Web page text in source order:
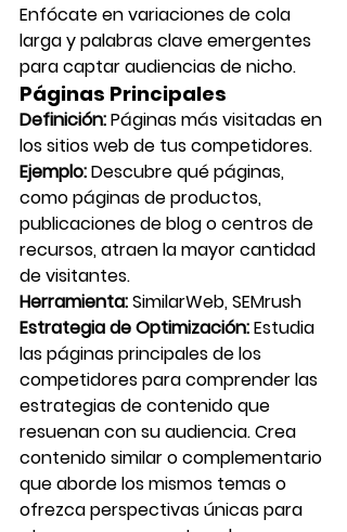
Enfócate en variaciones de cola
larga y palabras clave emergentes
para captar audiencias de nicho.
Páginas Principales
Definición: Páginas más visitadas en
los sitios web de tus competidores.
Ejemplo: Descubre qué páginas,
como páginas de productos,
publicaciones de blog o centros de
recursos, atraen la mayor cantidad
de visitantes.
Herramienta: SimilarWeb, SEMrush
Estrategia de Optimización: Estudia
las páginas principales de los
competidores para comprender las
estrategias de contenido que
resuenan con su audiencia. Crea
contenido similar o complementario
que aborde los mismos temas o
ofrezca perspectivas únicas para